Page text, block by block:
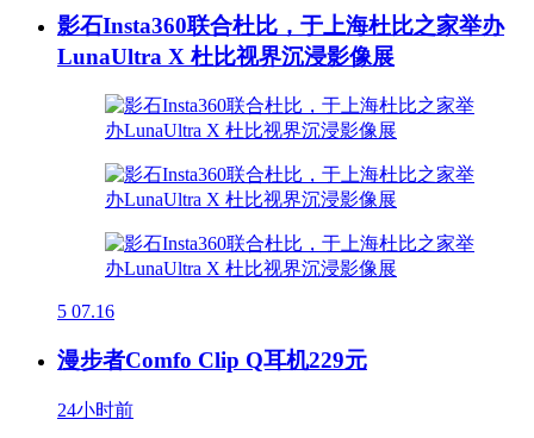
影石Insta360联合杜比，于上海杜比之家举办
LunaUltra X 杜比视界沉浸影像展
5 07.16
漫步者Comfo Clip Q耳机229元
24小时前